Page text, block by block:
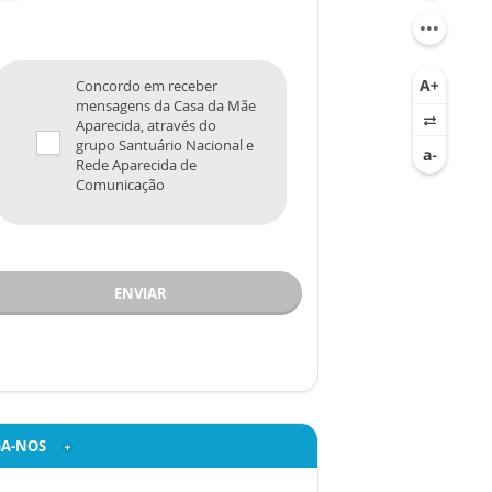
Concordo em receber
mensagens da Casa da Mãe
Aparecida, através do
grupo Santuário Nacional e
Rede Aparecida de
Comunicação
ENVIAR
NOS